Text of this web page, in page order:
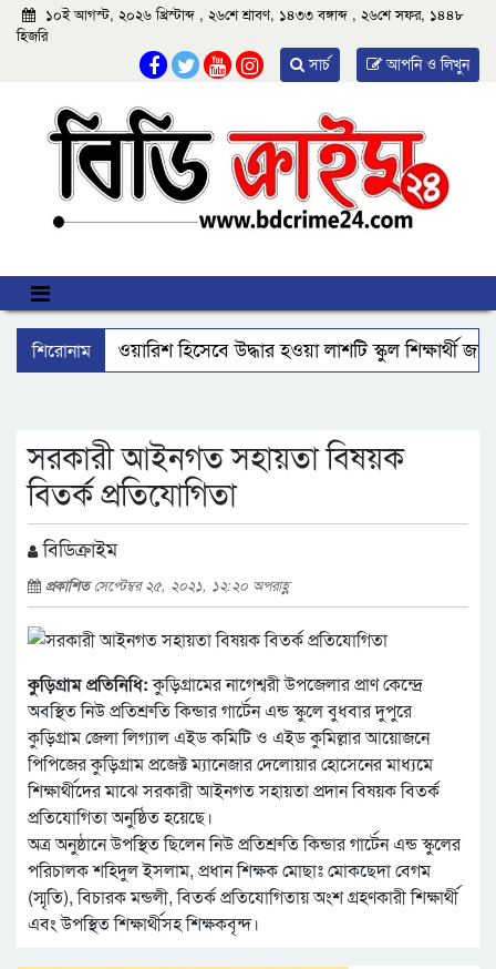
১০ই আগস্ট, ২০২৬ খ্রিস্টাব্দ , ২৬শে শ্রাবণ, ১৪৩৩ বঙ্গাব্দ , ২৬শে সফর, ১৪৪৮
হিজরি
আপনি ও লিখুন
সার্চ
শিরোনাম
আমতলীতে বেওয়ারিশ হিসেবে উদ্ধার হওয়া লাশটি স্কুল শিক্ষার্থী
সরকারী আইনগত সহায়তা বিষয়ক
বিতর্ক প্রতিযোগিতা
বিডিক্রাইম
প্রকাশিতসেপ্টেম্বর ২৫, ২০২১, ১২:২০ অপরাহ্ণ
কুড়িগ্রাম প্রতিনিধি:কুড়িগ্রামের নাগেশ্বরী উপজেলার প্রাণ কেন্দ্রে
অবস্থিত নিউ প্রতিশ্রুতি কিন্ডার গার্টেন এন্ড স্কুলে বুধবার দুপুরে
কুড়িগ্রাম জেলা লিগ্যাল এইড কমিটি ও এইড কুমিল্লার আয়োজনে
পিপিজের কুড়িগ্রাম প্রজেক্ট ম্যানেজার দেলোয়ার হোসেনের মাধ্যমে
শিক্ষার্থীদের মাঝে সরকারী আইনগত সহায়তা প্রদান বিষয়ক বিতর্ক
প্রতিযোগিতা অনুষ্ঠিত হয়েছে।
অত্র অনুষ্ঠানে উপস্থিত ছিলেন নিউ প্রতিশ্রুতি কিন্ডার গার্টেন এন্ড স্কুলের
পরিচালক শহিদুল ইসলাম, প্রধান শিক্ষক মোছাঃ মোকছেদা বেগম
(স্মৃতি), বিচারক মন্ডলী, বিতর্ক প্রতিযোগিতায় অংশ গ্রহণকারী শিক্ষার্থী
এবং উপস্থিত শিক্ষার্থীসহ শিক্ষকবৃন্দ।